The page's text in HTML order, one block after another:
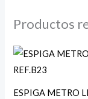
Productos
ESPIGA METRO